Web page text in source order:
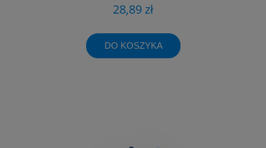
28,89 zł
DO KOSZYKA